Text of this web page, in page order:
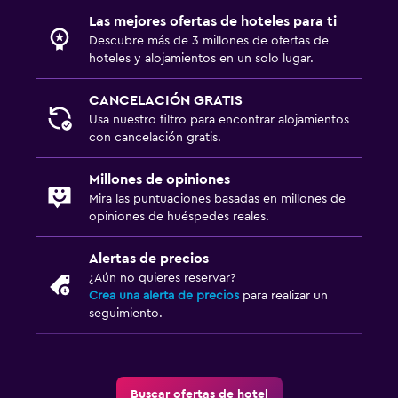
Estacionamiento gratuito
Estacionamiento privado
Lavandería
Lavandería
Plancha y tabla de planchar
Salud y seguridad
Limpieza diaria
Zona de trabajo
Las mejores ofertas de hoteles para ti
Descubre más de 3 millones de ofertas de
hoteles y alojamientos en un solo lugar.
CANCELACIÓN GRATIS
Usa nuestro filtro para encontrar alojamientos
con cancelación gratis.
Millones de opiniones
Mira las puntuaciones basadas en millones de
opiniones de huéspedes reales.
Alertas de precios
¿Aún no quieres reservar?
Crea una alerta de precios para realizar un
seguimiento.
Buscar ofertas de hotel